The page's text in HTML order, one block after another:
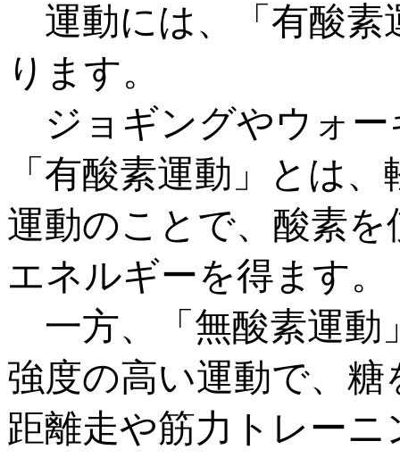
運動には、「有酸素
ります。
ジョギングやウォー
「有酸素運動」とは
運動のことで、酸素
エネルギーを得ます。
一方、「無酸素運動
強度の高い運動で、
距離走や筋力トレー